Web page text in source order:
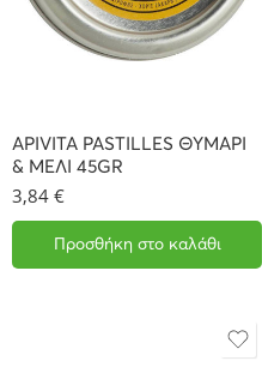
APIVITA PASTILLES ΘΥΜΑΡΙ
& ΜΕΛΙ 45GR
3,84 €
Προσθήκη στο καλάθι